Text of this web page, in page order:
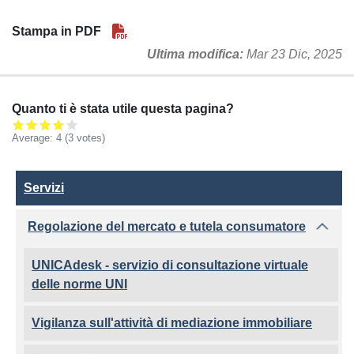
Stampa in PDF
Ultima modifica Mar 23 Dic, 2025
Quanto ti è stata utile questa pagina?
Average: 4 (3 votes)
Servizi
Servizi
Regolazione del mercato e tutela consumatore
UNICAdesk - servizio di consultazione virtuale
delle norme UNI
Vigilanza sull'attività di mediazione immobiliare